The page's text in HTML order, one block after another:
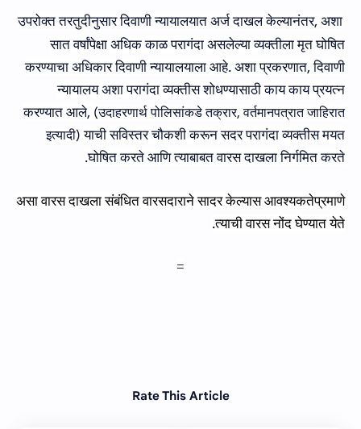
उपरोक्त तरतुदीनुसार दिवाणी न्यायालयात अर्ज दाखलकेल्‍यानंतर, अशा
सात वर्षांपेक्षा अधिक काळपरागंदा असलेल्या व्यक्तीला मृत घोषित
करण्याचाअधिकार दिवाणी न्यायालयालाआहे. अशा प्रकरणात,दिवाणी
न्यायालय अशा परागंदाव्यक्तीस शोधण्यासाठी काय काय प्रयत्न
करण्यात आले, (उदाहरणार्थ पोलिसांकडे तक्रार, वर्तमानपत्रात जाहिरात
इत्यादी) याचीसविस्‍तरचौकशी करून सदरपरागंदाव्यक्तीस मयत
घोषित करते आणि त्याबाबत वारस दाखला निर्गमित करते
.
असा वारस दाखला संबंधित वारसदारानेसादर केल्यास आवश्यकतेप्रमाणे
त्याची वारस नोंद घेण्यात येते
.
=
Rate This Article